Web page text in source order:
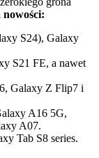
nowości:
S24), Galaxy
S21 FE, a nawet
Galaxy Z Flip7 i
A16 5G,
A07.
Tab S8 series.